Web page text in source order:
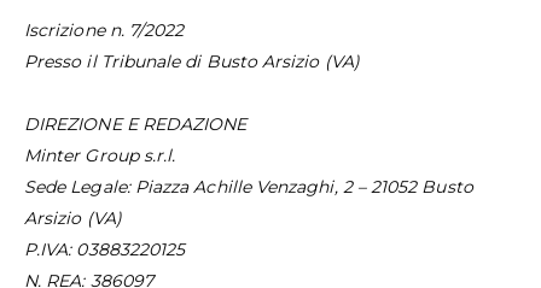
Iscrizione n. 7/2022
Presso il Tribunale di Busto Arsizio (VA)
DIREZIONE E REDAZIONE
Minter Group s.r.l.
Sede Legale: Piazza Achille Venzaghi, 2 –21052 Busto
Arsizio (VA)
P.IVA: 03883220125
N. REA: 386097